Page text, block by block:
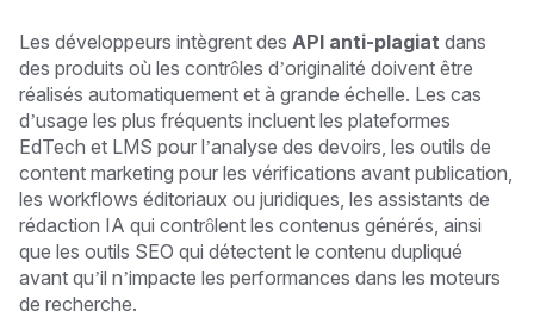
Les développeurs intègrent des API anti-plagiat dans
des produits où les contrôles d’originalité doivent être
réalisés automatiquement et à grande échelle. Les cas
d’usage les plus fréquents incluent les plateformes
EdTech et LMS pour l’analyse des devoirs, les outils de
content marketing pour les vérifications avant publication,
les workflows éditoriaux ou juridiques, les assistants de
rédaction IA qui contrôlent les contenus générés, ainsi
que les outils SEO qui détectent le contenu dupliqué
avant qu’il n’impacte les performances dans les moteurs
de recherche.